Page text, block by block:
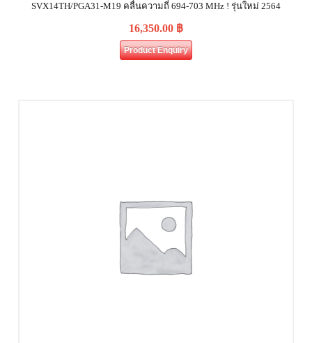
SVX14TH/PGA31-M19 คลื่นความถี่ 694-703 MHz ! รุ่นใหม่ 2564
16,350.00 ฿
Product Enquiry